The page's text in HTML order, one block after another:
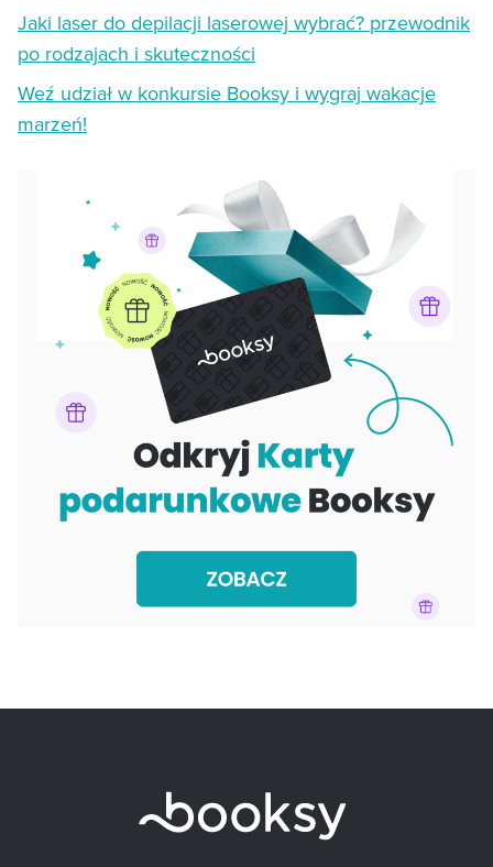
Jaki laser do depilacji laserowej wybrać? przewodnik
po rodzajach i skuteczności
Weź udział w konkursie Booksy i wygraj wakacje
marzeń!